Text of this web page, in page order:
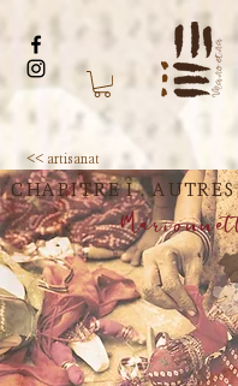
<< artisanat
CHAPITRE I .